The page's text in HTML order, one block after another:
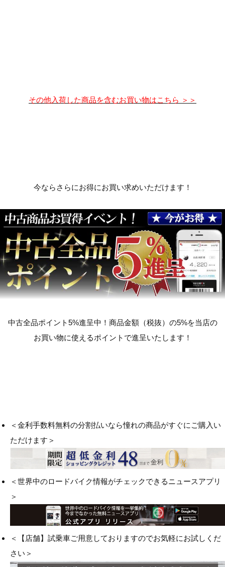
その他入荷した商品を含むお買い物はこちら ＞＞
今ならさらにお得にお買い求めいただけます！
中古全品ポイント5%進呈中！商品金額（税抜）の5%を当店の
お買い物に使えるポイントで進呈いたします！
＜金利手数料無料の分割払いなら憧れの商品がすぐにご購入い
ただけます＞
＜世界中のロードバイク情報がチェックできるニュースアプリ
＞
＜【店舗】試乗車ご用意しておりますのでお気軽にお試しくだ
さい＞